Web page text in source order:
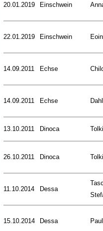
20.01.2019 Einschwein
22.01.2019 Einschwein
14.09.2011 Echse
14.09.2011 Echse
13.10.2011 Dinoca
26.10.2011 Dinoca
11.10.2014 Dessa
15.10.2014 Dessa